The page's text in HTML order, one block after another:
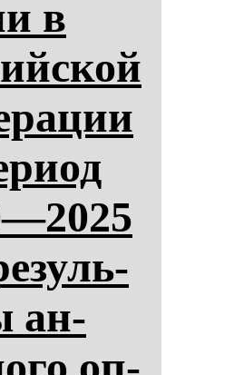
в
ан­